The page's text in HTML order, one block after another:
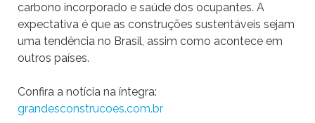
carbono incorporado e saúde dos ocupantes. A
expectativa é que as construções sustentáveis sejam
uma tendência no Brasil, assim como acontece em
outros países.
Confira a notícia na íntegra:
grandesconstrucoes.com.br